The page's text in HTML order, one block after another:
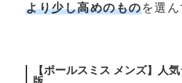
より少し高めのものを選ん